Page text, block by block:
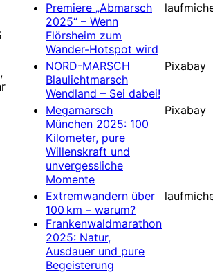
Premiere „Abmarsch
2025“ – Wenn
Flörsheim zum
Wander-Hotspot wird
NORD-MARSCH
Blaulichtmarsch
Wendland – Sei dabei!
Pixabay
Megamarsch
München 2025: 100
Kilometer, pure
Willenskraft und
unvergessliche
Momente
Pixabay
Extremwandern über
100 km – warum?
Frankenwaldmarathon
2025: Natur,
Ausdauer und pure
Begeisterung